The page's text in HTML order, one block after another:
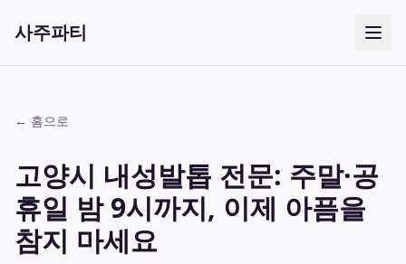
사주파티
← 홈으로
고양시 내성발톱 전문: 주말·공
휴일 밤 9시까지, 이제 아픔을
참지 마세요